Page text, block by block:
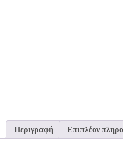
Περιγραφή Επιπλέον